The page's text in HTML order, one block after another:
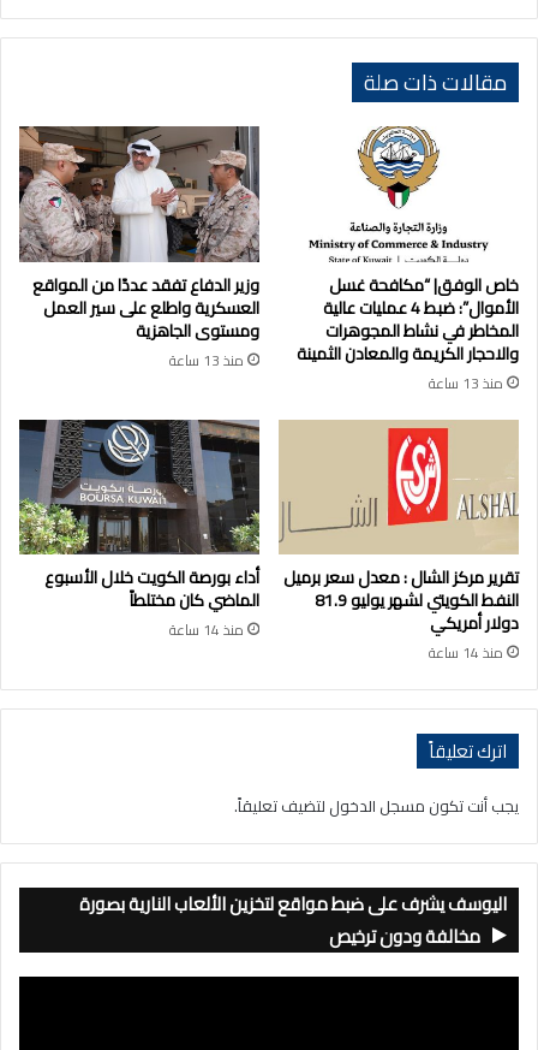
مقالات ذات صلة
خاص الوفق| “مكافحة غسل
الأموال”: ضبط 4 عمليات عالية
المخاطر في نشاط المجوهرات
والاحجار الكريمة والمعادن الثمينة
منذ 13 ساعة
وزير الدفاع تفقد عددًا من المواقع
العسكرية واطلع على سير العمل
ومستوى الجاهزية
منذ 13 ساعة
تقرير مركز الشال : معدل سعر برميل
النفط الكويتي لشهر يوليو 81.9
دولار أمريكي
منذ 14 ساعة
أداء بورصة الكويت خلال الأسبوع
الماضي كان مختلطاً
منذ 14 ساعة
اترك تعليقاً
يجب أنت تكون مسجل الدخول لتضيف تعليقاً.
اليوسف يشرف على ضبط مواقع لتخزين الألعاب النارية بصورة
مخالفة ودون ترخيص